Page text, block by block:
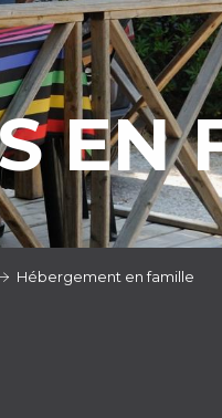
EN
Hébergement en famille